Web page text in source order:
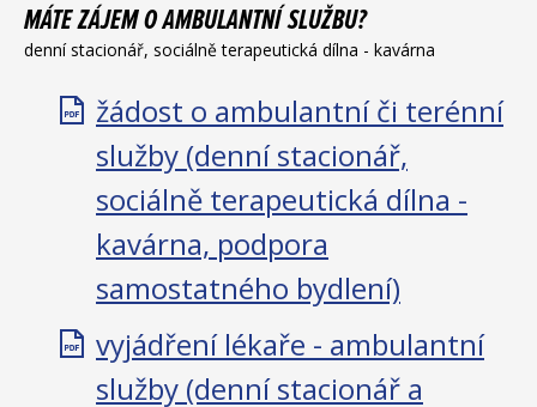
MÁTE ZÁJEM O AMBULANTNÍ SLUŽBU?
denní stacionář, sociálně terapeutická dílna - kavárna
žádost o ambulantní či terénní
služby (denní stacionář,
sociálně terapeutická dílna -
kavárna, podpora
samostatného bydlení)
vyjádření lékaře - ambulantní
služby (denní stacionář a